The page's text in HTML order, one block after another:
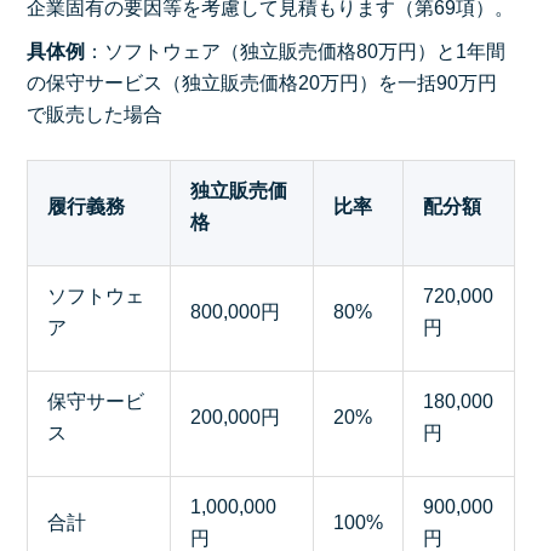
企業固有の要因等を考慮して見積もります（第69項）。
具体例 ：ソフトウェア（独立販売価格80万円）と1年間
の保守サービス（独立販売価格20万円）を一括90万円
で販売した場合
履行義務
独立販売価
格
比率 配分額
ソフトウェ
ア
800,000円 80%
720,000
円
保守サービ
ス
200,000円 20%
180,000
円
合計
1,000,000
円
100%
900,000
円